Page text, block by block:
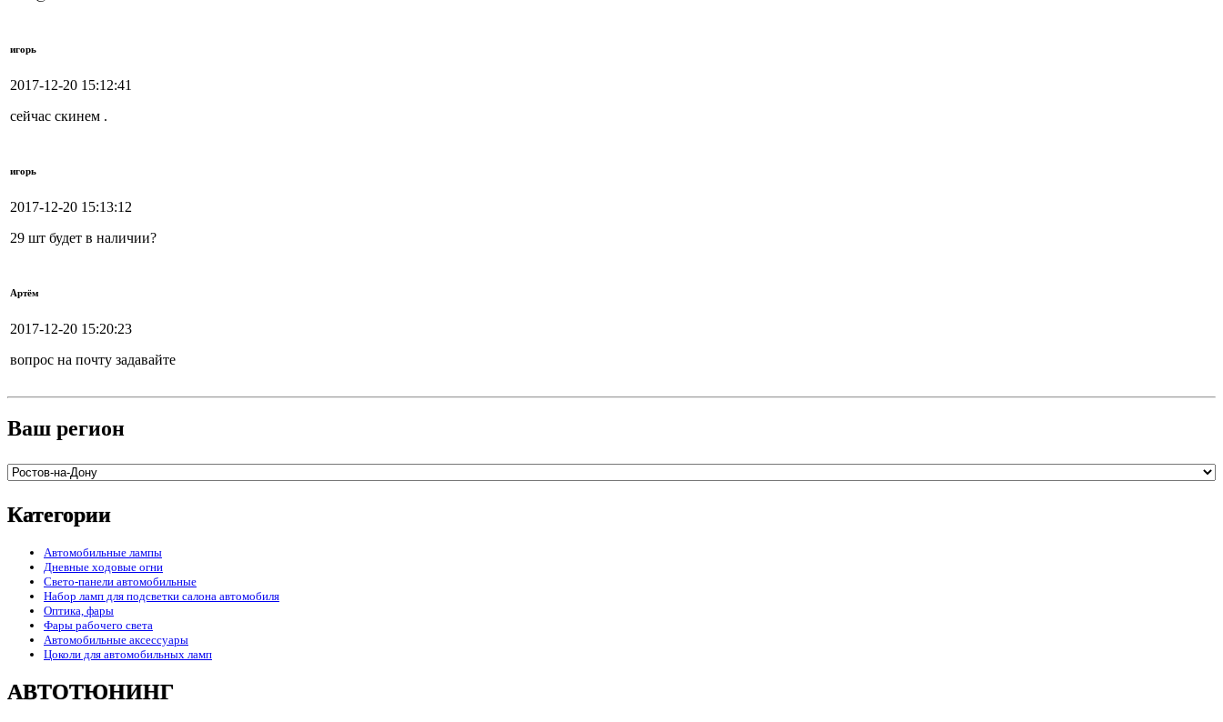
игорь
2017-12-20 15:12:41
сейчас скинем .
игорь
2017-12-20 15:13:12
29 шт будет в наличии?
Артём
2017-12-20 15:20:23
вопрос на почту задавайте
Ваш регион
Категории
Автомобильные лампы
Дневные ходовые огни
Свето-панели автомобильные
Набор ламп для подсветки салона автомобиля
Оптика, фары
Фары рабочего света
Автомобильные аксессуары
Цоколи для автомобильных ламп
АВТОТЮНИНГ